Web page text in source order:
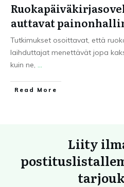
auttavat
Tutkimukset osoittavat, että
laihduttajat menettävät jopa
kuin ne, ...
Read More
Liity